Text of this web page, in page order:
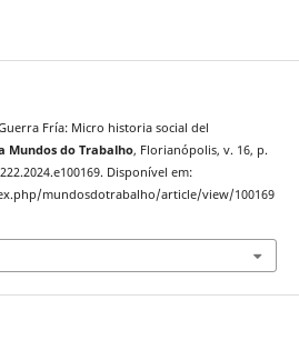
Fría: Micro historia social del
Mundos do Trabalho, Florianópolis, v. 16, p.
Disponível em:
mundosdotrabalho/article/view/100169